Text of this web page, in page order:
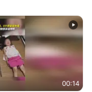
00:14